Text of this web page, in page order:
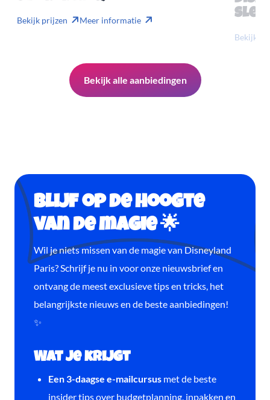
Bekijk prijzen Meer informatie
Bekijk
Bekijk alle aanbiedingen
Blijf op de hoogte
van de magie 🌟
Wil je niets missen van de magie van Disneyland
Paris? Schrijf je nu in voor onze nieuwsbrief en
ontvang de meest exclusieve tips en tricks, het
belangrijkste nieuws en de beste aanbiedingen!
✨
Wat je krijgt
Een 3-daagse e-mailcursus met de beste
insider tips over budgetplanning, inpakken en